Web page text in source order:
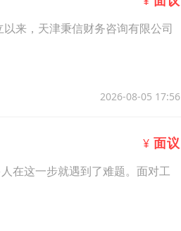
来，天津秉信财务咨询有限公司
2026-08-05 17:56
¥ 面议
在这一步就遇到了难题。面对工